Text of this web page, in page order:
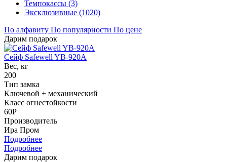
Темпокассы (3)
Эксклюзивные (1020)
По алфавиту По популярности По цене
Дарим подарок
Сейф Safewell YB-920A
Вес, кг
200
Тип замка
Ключевой + механический
Класс огнестойкости
60P
Производитель
Ира Пром
Подробнее
Подробнее
Дарим подарок